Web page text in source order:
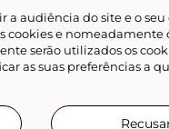
Showroomprive group
audiência do site e o
cookies e
serão utilizados os
as suas preferências a